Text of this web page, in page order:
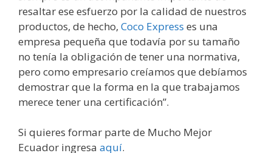
resaltar ese esfuerzo por la calidad de nuestros
productos, de hecho, Coco Express es una
empresa pequeña que todavía por su tamaño
no tenía la obligación de tener una normativa,
pero como empresario creíamos que debíamos
demostrar que la forma en la que trabajamos
merece tener una certificación”.
Si quieres formar parte de Mucho Mejor
Ecuador ingresa aquí.